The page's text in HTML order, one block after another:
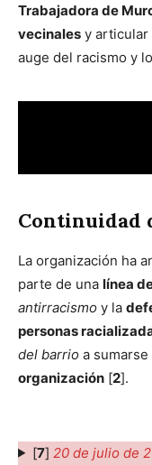
Trabajadora de
vecinales y articular
auge del racismo y
Continuidad
La organización ha
parte de una línea
antirracismo y la
personas
del barrio a sumarse
organización [2].
[7] 20 de julio de